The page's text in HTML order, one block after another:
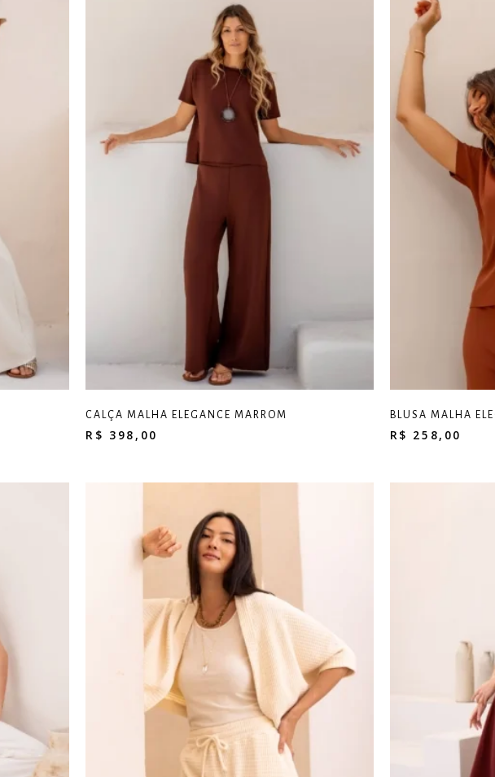
Ideal para rotina,
Menos excesso. Mais
53% modal, 43% poliester e
Modelo:
1,76m de altura e veste
CALÇA MALHA ELEGANCE MARROM
R$ 398,00
BLUSA MALHA
R$ 258,00